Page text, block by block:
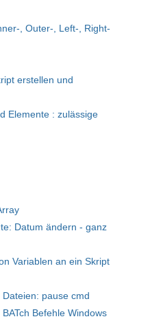
, Outer-, Left-, Right-
erstellen und
Elemente : zulässige
Datum ändern - ganz
Variablen an ein Skript
pause cmd
Befehle Windows